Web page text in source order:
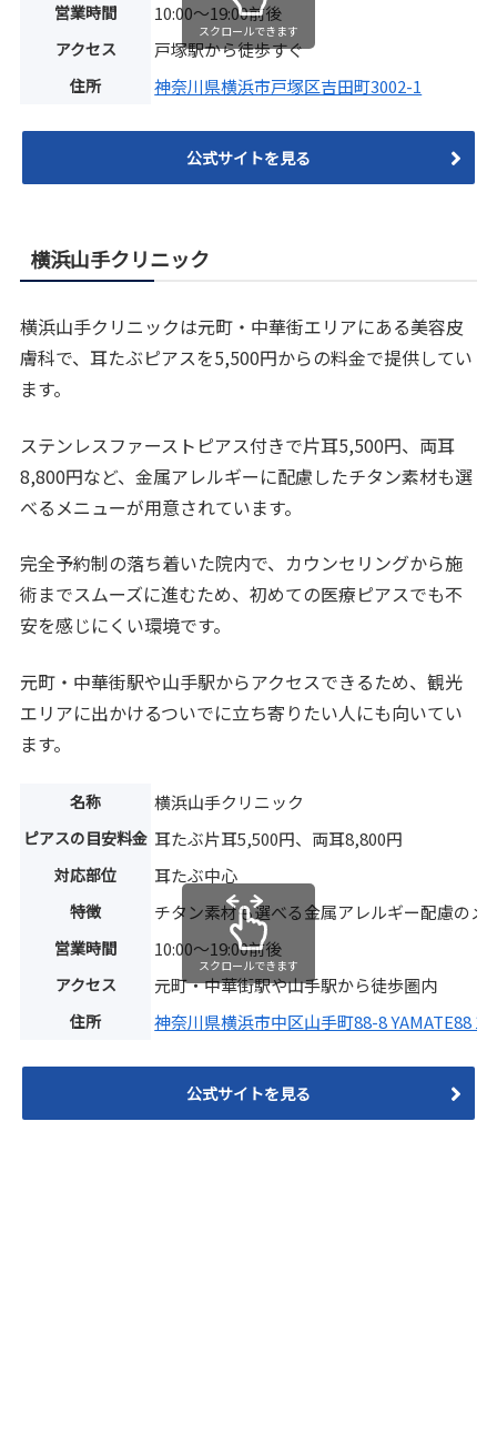
営業時間 10:00〜19:00前後
アクセス 戸塚駅から徒歩すぐ
住所 神奈川県横浜市戸塚区吉田町3002-1
スクロールできます
公式サイトを見る
横浜山手クリニック
横浜山手クリニックは元町・中華街エリアにある美容皮
膚科で、耳たぶピアスを5,500円からの料金で提供してい
ます。
ステンレスファーストピアス付きで片耳5,500円、両耳
8,800円など、金属アレルギーに配慮したチタン素材も選
べるメニューが用意されています。
完全予約制の落ち着いた院内で、カウンセリングから施
術までスムーズに進むため、初めての医療ピアスでも不
安を感じにくい環境です。
元町・中華街駅や山手駅からアクセスできるため、観光
エリアに出かけるついでに立ち寄りたい人にも向いてい
ます。
名称 横浜山手クリニック
ピアスの目安料金 耳たぶ片耳5,500円、両耳8,800円
対応部位 耳たぶ中心
特徴 チタン素材も選べる金属アレルギー配慮のメ
営業時間 10:00〜19:00前後
アクセス 元町・中華街駅や山手駅から徒歩圏内
住所 神奈川県横浜市中区山手町88-8 YAMATE88 1
スクロールできます
公式サイトを見る